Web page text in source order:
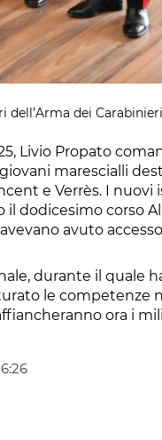
dell’Arma dei Carabinieri
Livio Propato
marescialli
e Verrès. I
dodicesimo corso
avuto
durante il quale
le competenze
ora i